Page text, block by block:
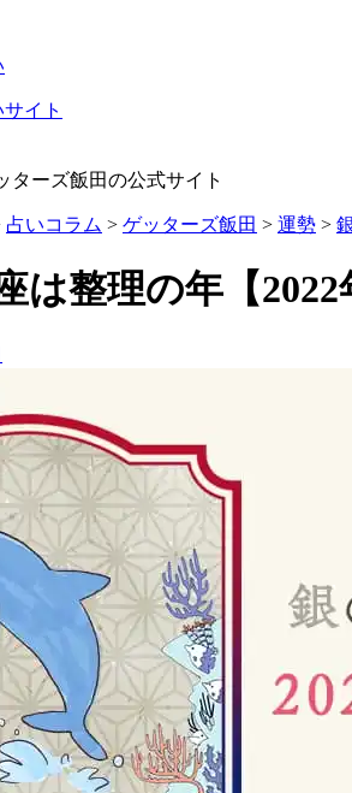
イト
ターズ飯田の公式サイト
占いコラム > ゲッターズ飯田 > 運勢 >
は整理の年【2022